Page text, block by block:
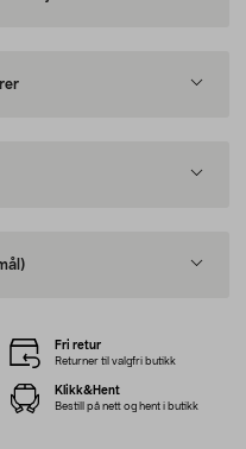
Fri retur
Returner til valgfri butikk
Klikk&Hent
Bestill på nett og hent i butikk